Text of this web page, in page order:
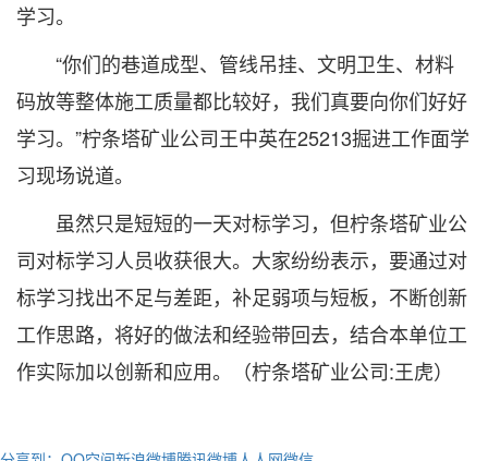
学习。
“你们的巷道成型、管线吊挂、文明卫生、材料
码放等整体施工质量都比较好，我们真要向你们好好
学习。”柠条塔矿业公司王中英在25213掘进工作面学
习现场说道。
虽然只是短短的一天对标学习，但柠条塔矿业公
司对标学习人员收获很大。大家纷纷表示，要通过对
标学习找出不足与差距，补足弱项与短板，不断创新
工作思路，将好的做法和经验带回去，结合本单位工
作实际加以创新和应用。（柠条塔矿业公司:王虎）